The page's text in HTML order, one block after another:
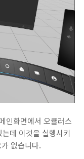
인화면에서 오큘러스
데 이것을 실행시키
없습니다.